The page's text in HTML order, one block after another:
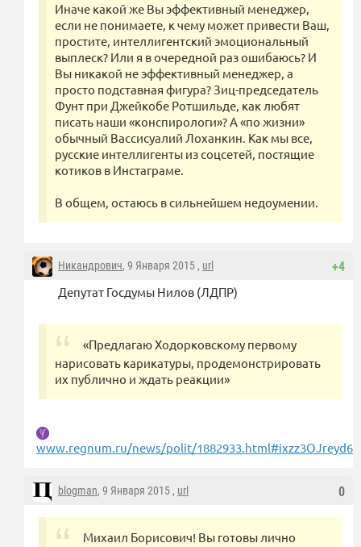
Иначе какой же Вы эффективный менеджер,
если не понимаете, к чему может привести Ваш,
простите, интеллигентский эмоциональный
выплеск? Или я в очередной раз ошибаюсь? И
Вы никакой не эффективный менеджер, а
просто подставная фигура? Зиц-председатель
Фунт при Джейкобе Ротшильде, как любят
писать наши «конспирологи»? А «по жизни»
обычный Вассисуалий Лоханкин. Как мы все,
русские интеллигенты из соцсетей, постящие
котиков в Инстаграме.
В общем, остаюсь в сильнейшем недоумении.
+4
Никандрович, 9 Января 2015 , url
Депутат Госдумы Нилов (ЛДПР)
«Предлагаю Ходорковскому первому
нарисовать карикатуры, продемонстрировать
их публично и ждать реакции»
www.regnum.ru/news/polit/1882933.html#ixzz3OJreyd62
0
blogman, 9 Января 2015 , url
Михаил Борисович! Вы готовы лично